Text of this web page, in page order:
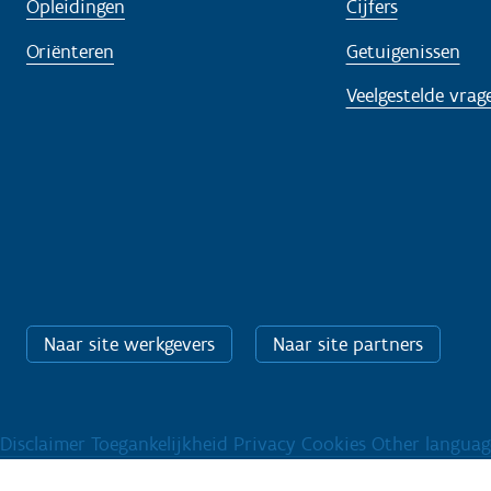
Opleidingen
Oriënteren
Cijfers
Getuigenissen
Veelgestelde
Naar site werkgevers Naar site partners
Disclaimer Toegankelijkheid Privacy Cookies Other